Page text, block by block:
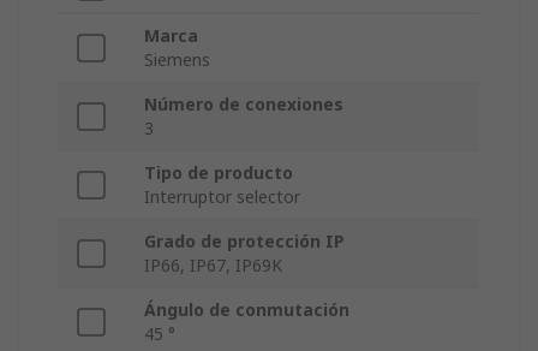
Marca
Siemens
Número de conexiones
3
Tipo de producto
Interruptor selector
Grado de protección IP
IP66, IP67, IP69K
Ángulo de conmutación
45 °